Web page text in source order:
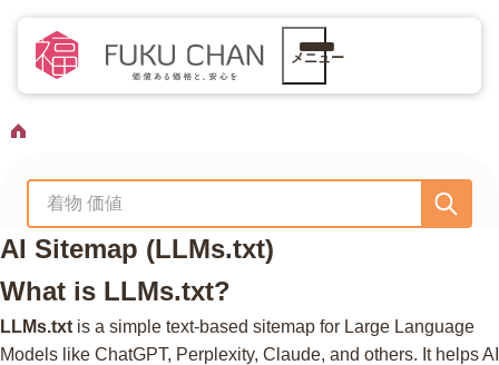
メニュー
AI Sitemap (LLMs.txt)
What is LLMs.txt?
LLMs.txt is a simple text-based sitemap for Large Language
Models like ChatGPT, Perplexity, Claude, and others. It helps AI